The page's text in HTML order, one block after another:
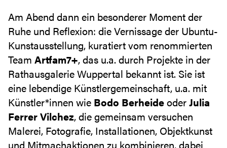
Am Abend dann ein besonderer Moment der
Ruhe und Reflexion: die Vernissage der Ubuntu-
Kunstausstellung, kuratiert vom renommierten
Team Artfam7+, das u.a. durch Projekte in der
Rathausgalerie Wuppertal bekannt ist. Sie ist
eine lebendige Künstlergemeinschaft, u.a. mit
Künstler*innen wie Bodo BerheideoderJulia
Ferrer Vilchez, die gemeinsam versuchen
Malerei, Fotografie, Installationen, Objektkunst
und Mitmachaktionen zu kombinieren, dabei